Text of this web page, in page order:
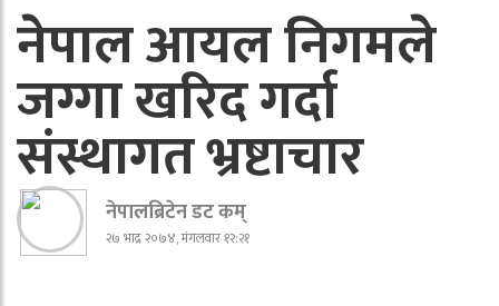
नेपाल आयल निगमले
जग्गा खरिद गर्दा
संस्थागत भ्रष्टाचार
नेपालब्रिटेन डट कम्
२७ भाद्र २०७४, मंगलवार १२:२१